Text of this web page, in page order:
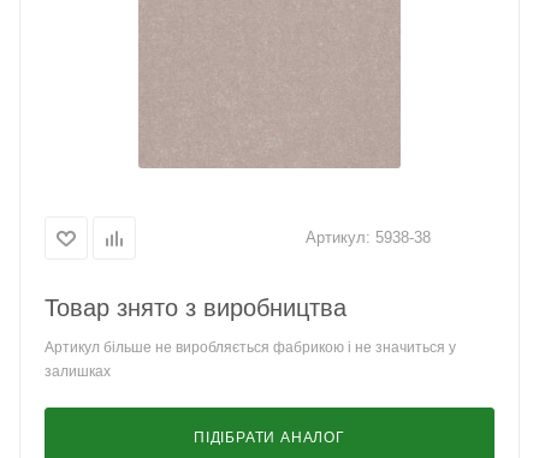
Артикул: 5938-38
Товар знято з виробництва
Артикул більше не виробляється фабрикою і не значиться у
залишках
ПІДІБРАТИ АНАЛОГ